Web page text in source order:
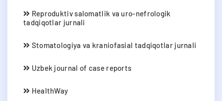
Reproduktiv salomatlik va uro-nefrologik
tadqiqotlar jurnali
Stomatologiya va kraniofasial tadqiqotlar jurnali
Uzbek journal of case reports
HealthWay